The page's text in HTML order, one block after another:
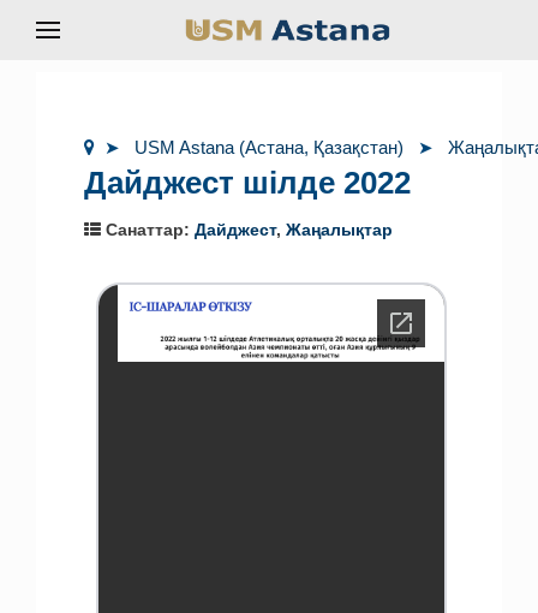
USM Astana (Астана, Қазақстан)
Дайджест шілде 2022
Санаттар: Дайджест, Жаңалықтар